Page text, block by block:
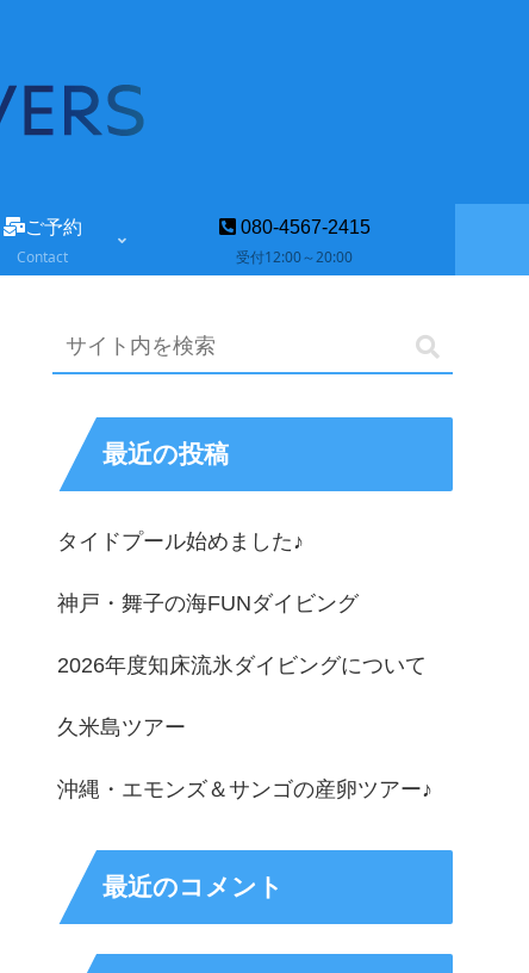
ご予約
Contact
080-4567-2415
受付12:00～20:00
最近の投稿
タイドプール始めました♪
神戸・舞子の海FUNダイビング
2026年度知床流氷ダイビングについて
久米島ツアー
沖縄・エモンズ＆サンゴの産卵ツアー♪
最近のコメント